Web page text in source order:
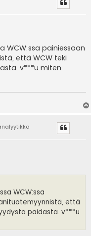
WCW:ssa painiessaan
että WCW teki
v***u miten
WCW:ssa
että
paidasta. v***u